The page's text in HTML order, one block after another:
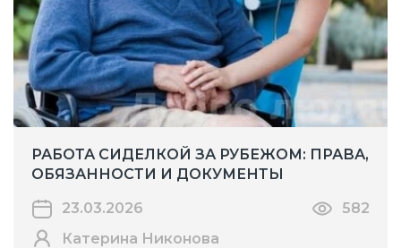
РАБОТА СИДЕЛКОЙ ЗА РУБЕЖОМ: ПРАВА,
ОБЯЗАННОСТИ И ДОКУМЕНТЫ
23.03.2026
582
Катерина Никонова